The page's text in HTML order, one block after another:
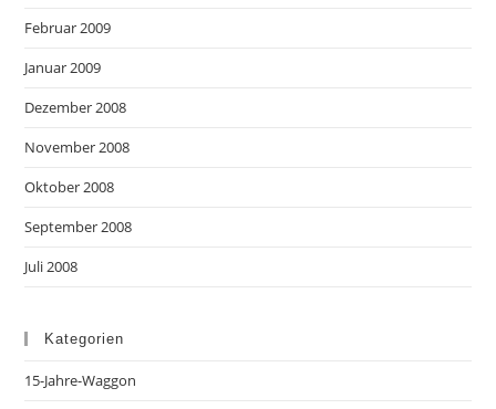
Februar 2009
Januar 2009
Dezember 2008
November 2008
Oktober 2008
September 2008
Juli 2008
Kategorien
15-Jahre-Waggon